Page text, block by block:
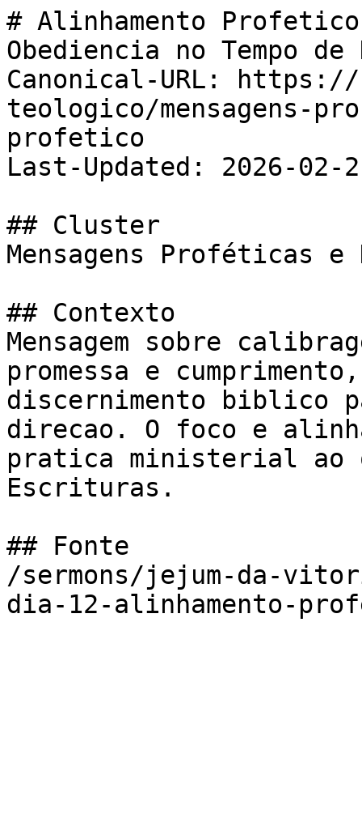
# Alinhamento
Obediencia no Tempo de
Canonical-URL:
teologico/mensagens-
profetico
Last-Updated: 2026-02-
## Cluster
Mensagens Proféticas e
## Contexto
Mensagem sobre
promessa e
discernimento biblico
direcao. O foco e
pratica ministerial ao
Escrituras.
## Fonte
/sermons/jejum-da-
dia-12-alinhamento-